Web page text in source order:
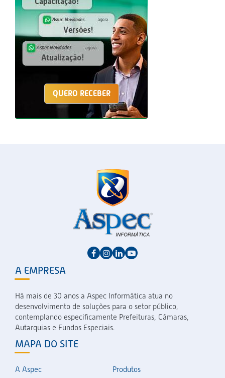
QUERO RECEBER
A EMPRESA
Há mais de 30 anos a Aspec Informática atua no
desenvolvimento de soluções para o setor público,
contemplando especificamente Prefeituras, Câmaras,
Autarquias e Fundos Especiais.
MAPA DO SITE
A Aspec Produtos